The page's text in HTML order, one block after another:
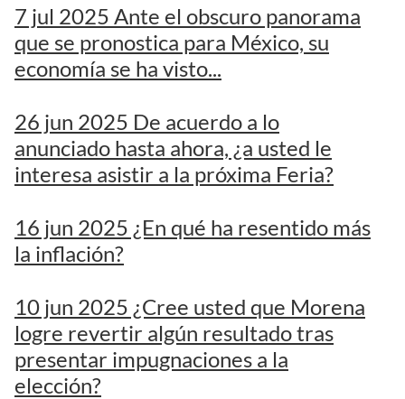
7 jul 2025 Ante el obscuro panorama
que se pronostica para México, su
economía se ha visto...
26 jun 2025 De acuerdo a lo
anunciado hasta ahora, ¿a usted le
interesa asistir a la próxima Feria?
16 jun 2025 ¿En qué ha resentido más
la inflación?
10 jun 2025 ¿Cree usted que Morena
logre revertir algún resultado tras
presentar impugnaciones a la
elección?